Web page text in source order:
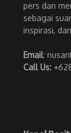
pers dan
sebagai
inspirasi,
Email:
Call Us: